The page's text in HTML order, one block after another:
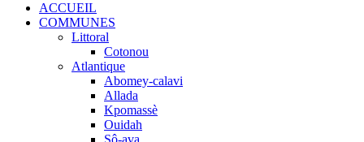
ACCUEIL
COMMUNES
Littoral
Cotonou
Atlantique
Abomey-calavi
Allada
Kpomassè
Ouidah
Sô-ava